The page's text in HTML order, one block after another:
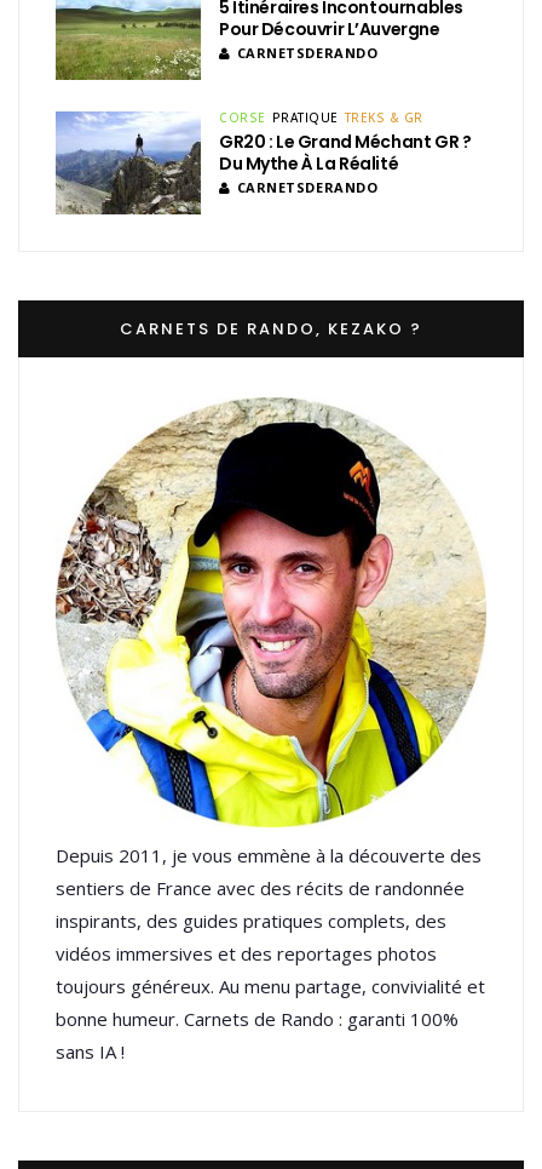
5 Itinéraires Incontournables
Pour Découvrir L’Auvergne
CARNETSDERANDO
CORSE PRATIQUE TREKS & GR
GR20 : Le Grand Méchant GR ?
Du Mythe À La Réalité
CARNETSDERANDO
CARNETS DE RANDO, KEZAKO ?
Depuis 2011, je vous emmène à la découverte des
sentiers de France avec des récits de randonnée
inspirants, des guides pratiques complets, des
vidéos immersives et des reportages photos
toujours généreux. Au menu partage, convivialité et
bonne humeur. Carnets de Rando : garanti 100%
sans IA !